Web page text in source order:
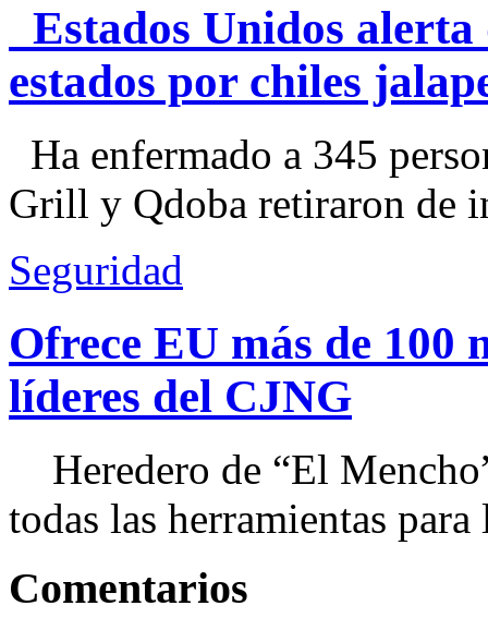
Estados Unidos alerta
estados por chiles
Ha enfermado a 345
Grill y Qdoba retiraron de
Seguridad
Ofrece EU más de 100
líderes del CJNG
Heredero de “El
todas las herramientas
Comentarios